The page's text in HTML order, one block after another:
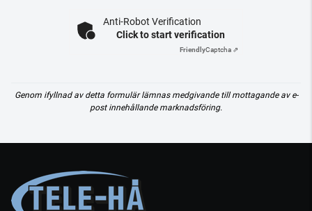
Anti-Robot Verification
Click to start verification
FriendlyCaptcha ⇗
Genom ifyllnad av detta formulär lämnas medgivande till mottagande av e-
post innehållande marknadsföring.